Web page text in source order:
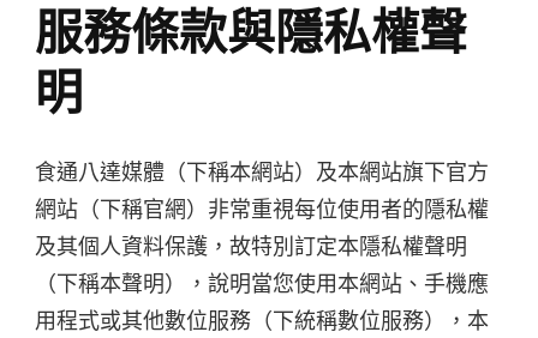
服務條款與隱私權聲
明
食通八達媒體（下稱本網站）及本網站旗下官方
網站（下稱官網）非常重視每位使用者的隱私權
及其個人資料保護，故特別訂定本隱私權聲明
（下稱本聲明），說明當您使用本網站、手機應
用程式或其他數位服務（下統稱數位服務），本